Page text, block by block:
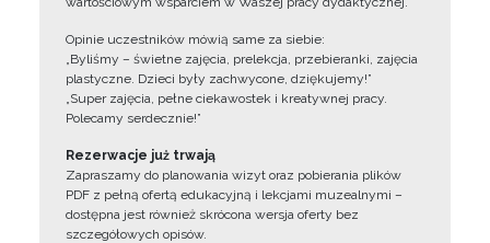
Opinie uczestników mówią same za siebie:
„Byliśmy – świetne zajęcia, prelekcja, przebieranki, zajęcia
plastyczne. Dzieci były zachwycone, dziękujemy!”
„Super zajęcia, pełne ciekawostek i kreatywnej pracy.
Polecamy serdecznie!”
Rezerwacje już trwają
Zapraszamy do planowania wizyt oraz pobierania plików
PDF z pełną ofertą edukacyjną i lekcjami muzealnymi –
dostępna jest również skrócona wersja oferty bez
szczegółowych opisów.